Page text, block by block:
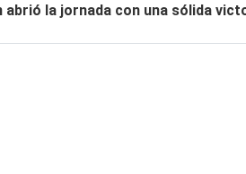
abrió la jornada con una sólida